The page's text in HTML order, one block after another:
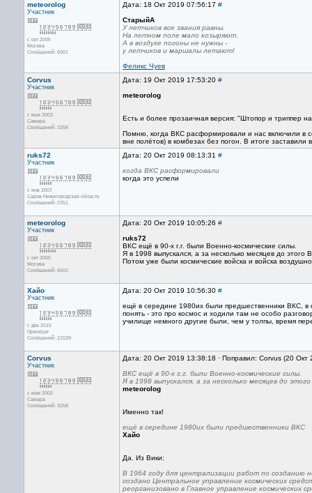
meteorolog
Участник
с окт 2005
Москва
Сообщений: 6001
Дата: 18 Окт 2019 07:56:17 #
СтарыйА
У летчиков все звания равны.
На летном поле мало козыряют.
А в воздухе погоны не нужны -
у летчиков и маршалы летают!
Феликс Чуев
Corvus
Участник
с мая 2003
Самара
Сообщений: 3258
Дата: 19 Окт 2019 17:53:20 #
meteorolog
Есть и более прозаичная версия: "Штопор и триппер
Помню, когда ВКС расформировали и нас включили в
вне полётов) в комбезах без погон. В итоге
ruks72
Участник
с янв 2007
Саров Нижегородская область
Сообщений: 2351
Дата: 20 Окт 2019 08:13:31 #
когда ВКС расформировали
когда это успели
meteorolog
Участник
с окт 2005
Москва
Сообщений: 6001
Дата: 20 Окт 2019 10:05:26 #
ruks72
ВКС ещё в 90-х г.г. были Военно-космические силы.
Я в 1998 выпускался, а за несколько месяцев до
Потом уже были космические войска и войска
Хайо
Участник
с дек 2015
Оренбург
Сообщений: 21539
Дата: 20 Окт 2019 10:56:30 #
ещё в середине 1980их были предшественники ВКС,
понять - это про космос и ходили там не особо
училище немного другие были, чем у толпы, время
Corvus
Участник
с мая 2003
Самара
Сообщений: 3258
Дата: 20 Окт 2019 13:38:18 · Поправил: Corvus (20
ВКС ещё в 90-х г.г. были Военно-космические силы.
Я в 1998 выпускался, а за несколько месяцев до
meteorolog
Именно так!
ещё в середине 1980их были предшественники ВКС
Хайо
Да. Из Вики:
В 1964 году для централизации работ по созданию
создано Центральное управление космических
реорганизовано в Главное управление космических